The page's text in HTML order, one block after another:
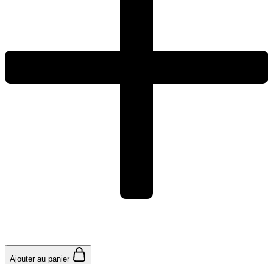
Ajouter au panier